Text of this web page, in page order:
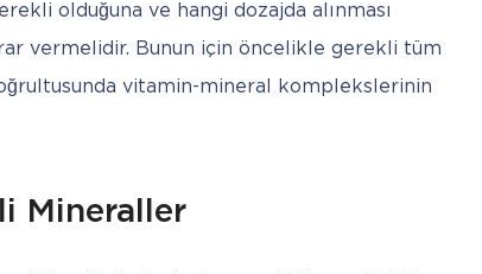
olduğuna ve hangi dozajda alınması
vermelidir. Bunun için öncelikle gerekli tüm
vitamin-mineral komplekslerinin
Mineraller